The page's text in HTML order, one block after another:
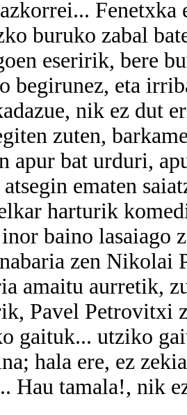
Fenetxka
buruko zabal
eseririk, bere
begirunez, eta
nik ez dut
zuten,
apur bat urduri,
ematen
harturik
baino lasaiago
zen Nikolai
amaitu aurretik,
Pavel Petrovitxi
utziko
hala ere, ez
Hau tamala!, nik